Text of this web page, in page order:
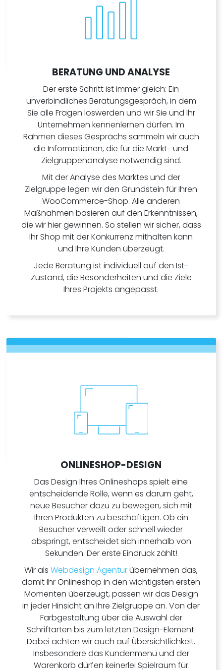
BERATUNG UND ANALYSE
Der erste Schritt ist immer gleich: Ein
unverbindliches Beratungsgespräch, in dem
Sie alle Fragen loswerden und wir Sie und Ihr
Unternehmen kennenlernen dürfen. Im
Rahmen dieses Gesprächs sammeln wir auch
die Informationen, die für die Markt- und
Zielgruppenanalyse notwendig sind.
Mit der Analyse des Marktes und der
Zielgruppe legen wir den Grundstein für Ihren
WooCommerce-Shop. Alle anderen
Maßnahmen basieren auf den Erkenntnissen,
die wir hier gewinnen. So stellen wir sicher, dass
Ihr Shop mit der Konkurrenz mithalten kann
und Ihre Kunden überzeugt.
Jede Beratung ist individuell auf den Ist-
Zustand, die Besonderheiten und die Ziele
Ihres Projekts angepasst.
ONLINESHOP-DESIGN
Das Design Ihres Onlineshops spielt eine
entscheidende Rolle, wenn es darum geht,
neue Besucher dazu zu bewegen, sich mit
Ihren Produkten zu beschäftigen. Ob ein
Besucher verweilt oder schnell wieder
abspringt, entscheidet sich innerhalb von
Sekunden. Der erste Eindruck zählt!
Wir als Webdesign Agenturübernehmen das,
damit Ihr Onlineshop in den wichtigsten ersten
Momenten überzeugt, passen wir das Design
in jeder Hinsicht an Ihre Zielgruppe an. Von der
Farbgestaltung über die Auswahl der
Schriftarten bis zum letzten Design-Element.
Dabei achten wir auch auf Übersichtlichkeit.
Insbesondere das Kundenmenü und der
Warenkorb dürfen keinerlei Spielraum für